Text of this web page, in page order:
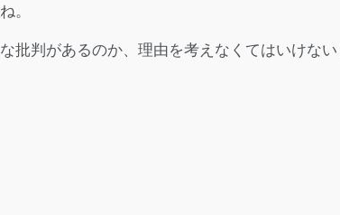
。
批判があるのか、理由を考えなくてはいけな